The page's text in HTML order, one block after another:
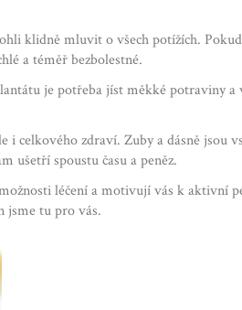
klidně mluvit o všech potížích.
a téměř bezbolestné.
je potřeba jíst měkké potraviny
i celkového zdraví. Zuby a dásně
ušetří spoustu času a peněz.
léčení a motivují vás k aktivní
jsme tu pro vás.